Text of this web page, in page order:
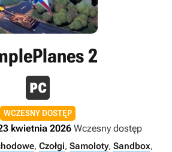
2
WCZESNY DOSTĘP
kwietnia 2026Wczesny dostęp
, Czołgi, Samoloty, Sandbox,